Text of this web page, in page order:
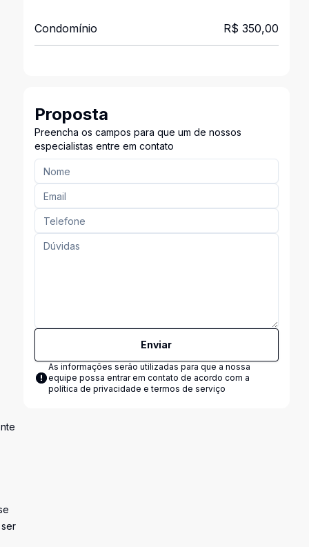
Condomínio R$ 350,00
Proposta
Preencha os campos para que um de nossos
especialistas entre em contato
Enviar
As informações serão utilizadas para que a nossa
equipe possa entrar em contato de acordo com a
política de privacidade e termos de serviço